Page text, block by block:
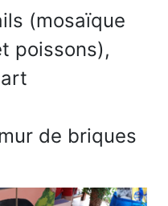
(mosaïque
poissons),
de briques